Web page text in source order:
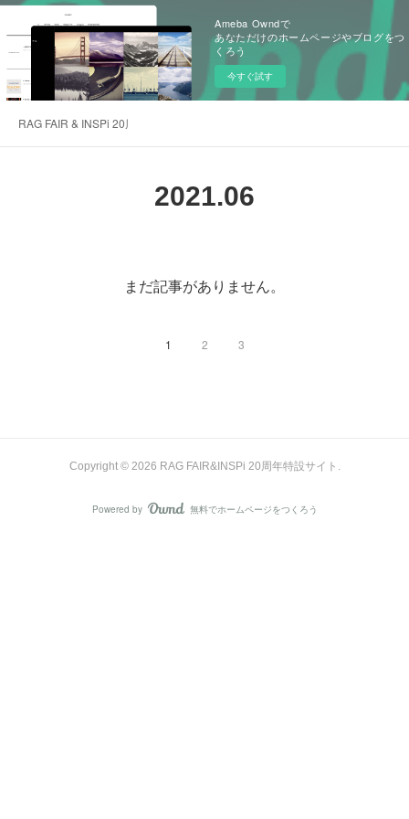
Ameba Owndで
あなただけのホームページやブログをつ
くろう
今すぐ試す
RAG FAIR & INSPi 20周年記念感謝サイト
2021.06
まだ記事がありません。
1 2 3
Copyright © 2026 RAG FAIR&INSPi 20周年特設サイト .
Powered by AmebaOwnd
無料でホームページをつくろう